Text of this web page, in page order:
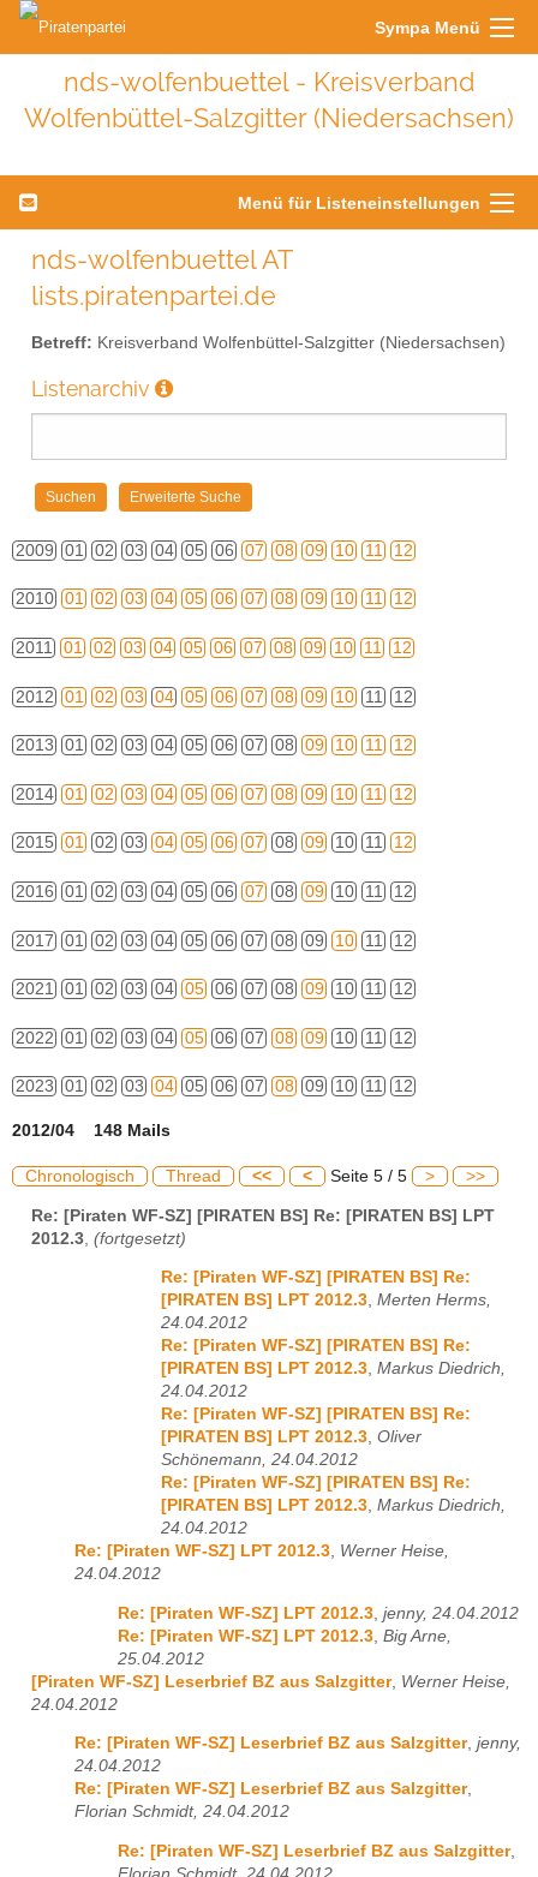
Sympa Menü
nds-wolfenbuettel - Kreisverband
Wolfenbüttel-Salzgitter (Niedersachsen)
Menü für Listeneinstellungen
nds-wolfenbuettel AT
lists.piratenpartei.de
Betreff: Kreisverband Wolfenbüttel-Salzgitter (Niedersachsen)
Listenarchiv
2009 01 02 03 04 05 06 07 08 09 10 11 12
2010 01 02 03 04 05 06 07 08 09 10 11 12
2011 01 02 03 04 05 06 07 08 09 10 11 12
2012 01 02 03 04 05 06 07 08 09 10 11 12
2013 01 02 03 04 05 06 07 08 09 10 11 12
2014 01 02 03 04 05 06 07 08 09 10 11 12
2015 01 02 03 04 05 06 07 08 09 10 11 12
2016 01 02 03 04 05 06 07 08 09 10 11 12
2017 01 02 03 04 05 06 07 08 09 10 11 12
2021 01 02 03 04 05 06 07 08 09 10 11 12
2022 01 02 03 04 05 06 07 08 09 10 11 12
2023 01 02 03 04 05 06 07 08 09 10 11 12
2012/04 148 Mails
Chronologisch Thread << < Seite 5 / 5 > >>
Re: [Piraten WF-SZ] [PIRATEN BS] Re: [PIRATEN BS] LPT
2012.3 (fortgesetzt)
Re: [Piraten WF-SZ] [PIRATEN BS] Re:
[PIRATEN BS] LPT 2012.3, Merten Herms,
24.04.2012
Re: [Piraten WF-SZ] [PIRATEN BS] Re:
[PIRATEN BS] LPT 2012.3, Markus Diedrich,
24.04.2012
Re: [Piraten WF-SZ] [PIRATEN BS] Re:
[PIRATEN BS] LPT 2012.3, Oliver
Schönemann, 24.04.2012
Re: [Piraten WF-SZ] [PIRATEN BS] Re:
[PIRATEN BS] LPT 2012.3, Markus Diedrich,
24.04.2012
Re: [Piraten WF-SZ] LPT 2012.3, Werner Heise,
24.04.2012
Re: [Piraten WF-SZ] LPT 2012.3 jenny, 24.04.2012
Re: [Piraten WF-SZ] LPT 2012.3 Big Arne,
25.04.2012
[Piraten WF-SZ] Leserbrief BZ aus Salzgitter, Werner Heise,
24.04.2012
Re: [Piraten WF-SZ] Leserbrief BZ aus Salzgitter, jenny,
24.04.2012
Re: [Piraten WF-SZ] Leserbrief BZ aus Salzgitter,
Florian Schmidt, 24.04.2012
Re: [Piraten WF-SZ] Leserbrief BZ aus Salzgitter,